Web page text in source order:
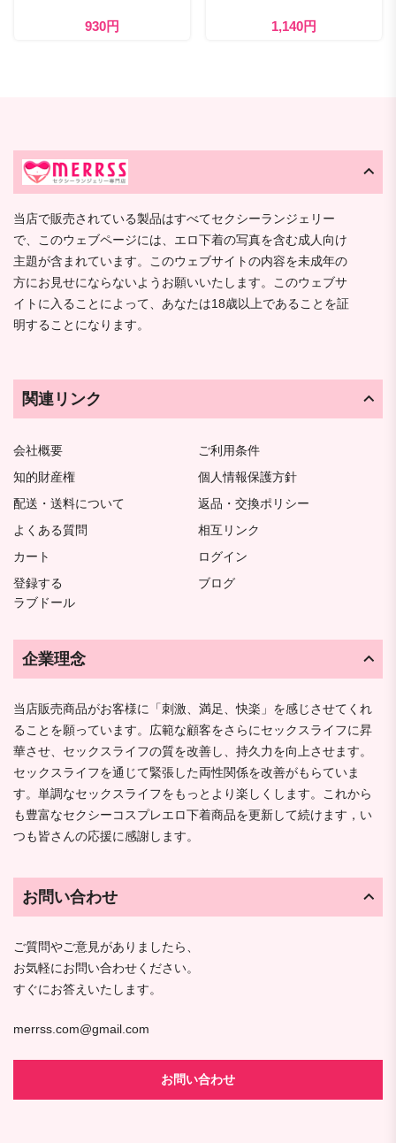
930円 1,140円
当店で販売されている製品はすべてセクシーランジェリー
で、このウェブページには、エロ下着の写真を含む成人向け
主題が含まれています。このウェブサイトの内容を未成年の
方にお見せにならないようお願いいたします。このウェブサ
イトに入ることによって、あなたは18歳以上であることを証
明することになります。
関連リンク
会社概要
ご利用条件
知的財産権
個人情報保護方針
配送・送料について
返品・交換ポリシー
よくある質問
相互リンク
カート
ログイン
登録する
ブログ
ラブドール
企業理念
当店販売商品がお客様に「刺激、満足、快楽」を感じさせてくれ
ることを願っています。広範な顧客をさらにセックスライフに昇
華させ、セックスライフの質を改善し、持久力を向上させます。
セックスライフを通じて緊張した両性関係を改善がもらていま
す。単調なセックスライフをもっとより楽しくします。これから
も豊富なセクシーコスプレエロ下着商品を更新して続けます，い
つも皆さんの応援に感謝します。
お問い合わせ
ご質問やご意見がありましたら、
お気軽にお問い合わせください。
すぐにお答えいたします。
merrss.com@gmail.com
お問い合わせ